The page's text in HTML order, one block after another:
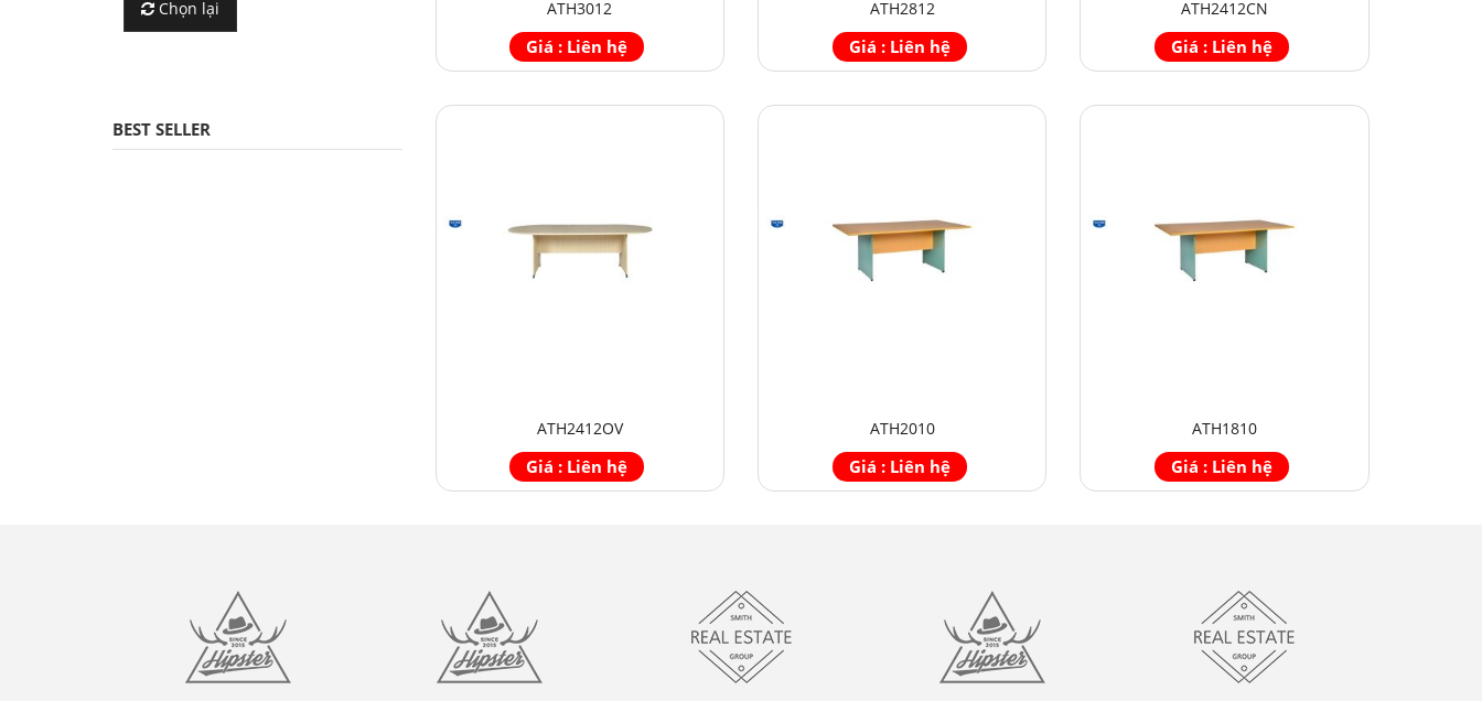
Chọn lại
BEST SELLER
ATH3012
Giá : Liên hệ
ATH2812
Giá : Liên hệ
ATH2412CN
Giá : Liên hệ
ATH2412OV
Giá : Liên hệ
ATH2010
Giá : Liên hệ
ATH1810
Giá : Liên hệ